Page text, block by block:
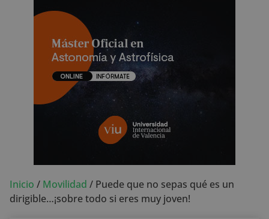
Inicio / Movilidad / Puede que no sepas qué es un
dirigible…¡sobre todo si eres muy joven!